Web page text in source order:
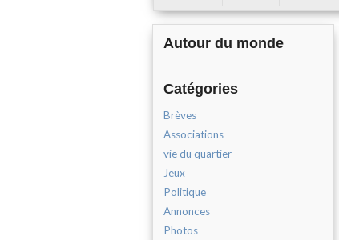
Autour du monde
Catégories
Brèves
Associations
vie du quartier
Jeux
Politique
Annonces
Photos